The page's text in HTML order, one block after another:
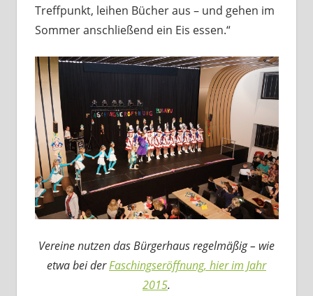
Treffpunkt, leihen Bücher aus – und gehen im
Sommer anschließend ein Eis essen.“
Vereine nutzen das Bürgerhaus regelmäßig – wie
etwa bei derFaschingseröffnung, hier im Jahr
2015.